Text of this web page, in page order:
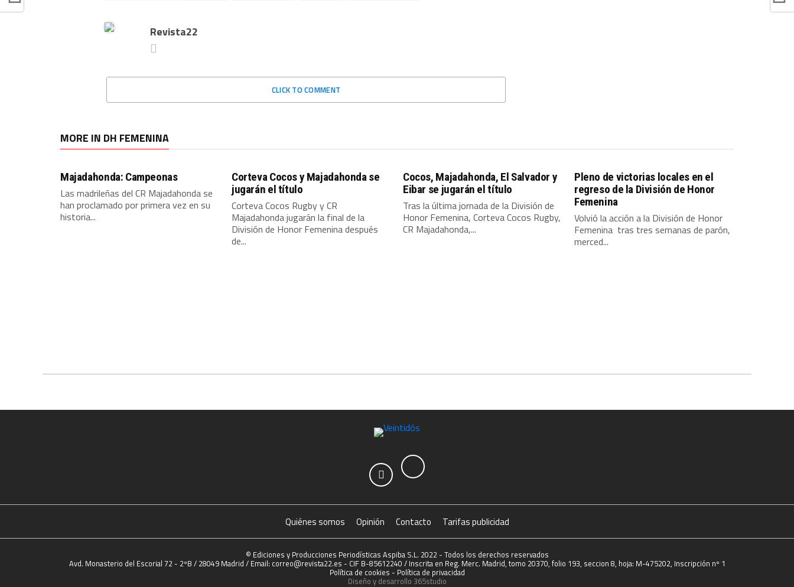
Revista22
CLICK TO COMMENT
MORE IN DH FEMENINA
Majadahonda: Campeonas
Las madrileñas del CR Majadahonda se
han proclamado por primera vez en su
historia...
Corteva Cocos y Majadahonda se
jugarán el título
Corteva Cocos Rugby y CR
Majadahonda jugarán la final de la
División de Honor Femenina después
de...
Cocos, Majadahonda, El Salvador y
Eibar se jugarán el título
Tras la última jornada de la División de
Honor Femenina, Corteva Cocos Rugby,
CR Majadahonda,...
Pleno de victorias locales en el
regreso de la División de Honor
Femenina
Volvió la acción a la División de Honor
Femenina tras tres semanas de parón,
merced...
Quiénes somos Opinión Contacto Tarifas publicidad
© Ediciones y Producciones Periodísticas Aspiba S.L. 2022 - Todos los derechos reservados
Avd. Monasterio del Escorial 72 - 2ºB / 28049 Madrid / Email: correo@revista22.es - CIF B-85612240 / Inscrita en Reg. Merc. Madrid, tomo 20370, folio 193, seccion 8, hoja: M-475202, Inscripción nº 1
Política de cookies - Política de privacidad
Diseño y desarrollo 365studio